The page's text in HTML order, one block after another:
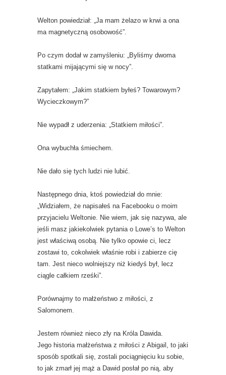
Welton powiedział: „Ja mam żelazo w krwi a ona
ma magnetyczną osobowość”.
Po czym dodał w zamyśleniu: „Byliśmy dwoma
statkami mijającymi się w nocy”.
Zapytałem: „Jakim statkiem byłeś? Towarowym?
Wycieczkowym?”
Nie wypadł z uderzenia: „Statkiem miłości”.
Ona wybuchła śmiechem.
Nie dało się tych ludzi nie lubić.
Następnego dnia, ktoś powiedział do mnie:
„Widziałem, że napisałeś na Facebooku o moim
przyjacielu Weltonie. Nie wiem, jak się nazywa, ale
jeśli masz jakiekolwiek pytania o Lowe’s to Welton
jest właściwą osobą. Nie tylko opowie ci, lecz
zostawi to, cokolwiek właśnie robi i zabierze cię
tam. Jest nieco wolniejszy niż kiedyś był, lecz
ciągle całkiem rześki”.
Porównajmy to małżeństwo z miłości, z
Salomonem.
Jestem również nieco zły na Króla Dawida.
Jego historia małżeństwa z miłości z Abigail, to jaki
sposób spotkali się, zostali pociągnięciu ku sobie,
to jak zmarł jej mąż a Dawid posłał po nią, aby